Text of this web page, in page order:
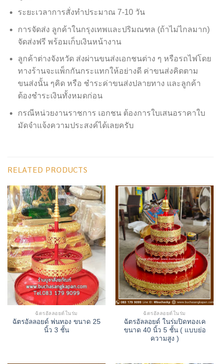
ระยะเวลาการสั่งทำประมาณ 7-10 วัน
การจัดส่ง ลูกค้าในกรุงเทพและปริมณฑล (ถ้าไม่ไกลมาก)
จัดส่งฟรี พร้อมเก็บเงินหน้างาน
ลูกค้าต่างจังหวัด ส่งผ่านขนส่งเอกชนต่าง ๆ หรือรถไฟโดย
ทางร้านจะแพ็กกันกระแทกให้อย่างดี ค่าขนส่งคิดตาม
ขนส่งนั้น ๆคิด หรือ ชำระค่าขนส่งปลายทาง และลูกค้า
ต้องชำระเงินทั้งหมดก่อน
กรณีหน่วยงานราชการ เอกชน ต้องการใบเสนอราคาใบ
มัดจำแจ้งความประสงค์ได้เลยครับ
RELATED PRODUCTS
ฉัตรอัลลอยด์ในร่ม
ฉัตรอัลลอยด์ พ่นทอง ขนาด 25
นิ้ว 3 ชั้น
ฉัตรอัลลอยด์ในร่ม
ฉัตรอัลลอยด์ ในร่มปิดทองเค
ขนาด 40 นิ้ว 5 ชั้น ( แบบย่อ
ความสูง )